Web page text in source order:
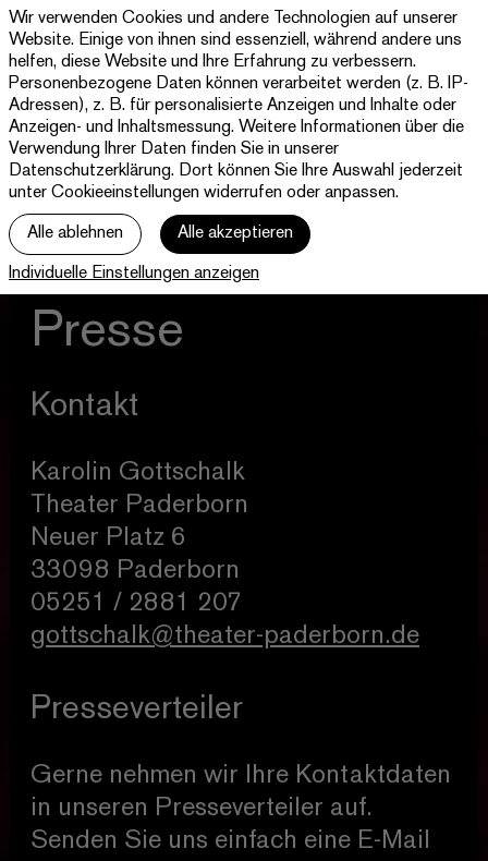
Theater
Paderborn
Westfälische
Kammerspiele
Programm & Tickets
Abos
jott
Ihr Besuch
Haus
Presse
Kontakt
Karolin Gottschalk
Theater Paderborn
Neuer Platz 6
33098 Paderborn
05251 / 2881 207
gottschalk@theater-paderborn.de
Presseverteiler
Gerne nehmen wir Ihre Kontaktdaten
in unseren Presseverteiler auf.
Senden Sie uns einfach eine E-Mail
Wir verwenden Cookies und andere Technologien auf unserer
Website. Einige von ihnen sind essenziell, während andere uns
helfen, diese Website und Ihre Erfahrung zu verbessern.
Personenbezogene Daten können verarbeitet werden (z. B. IP-
Adressen), z. B. für personalisierte Anzeigen und Inhalte oder
Anzeigen- und Inhaltsmessung. Weitere Informationen über die
Verwendung Ihrer Daten finden Sie in unserer
Datenschutzerklärung. Dort können Sie Ihre Auswahl jederzeit
unter Cookieeinstellungen widerrufen oder anpassen.
Alle ablehnen Alle akzeptieren
Individuelle Einstellungen anzeigen